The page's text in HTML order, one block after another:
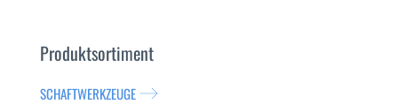
Produktsortiment
SCHAFTWERKZEUGE